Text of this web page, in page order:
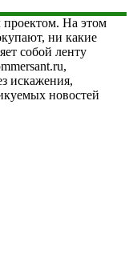
проектом. На этом
ни какие
собой ленту
искажения,
новостей